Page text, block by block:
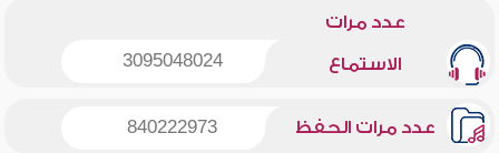
عدد مرات
الاستماع 3095048024
عدد مرات الحفظ 840222973